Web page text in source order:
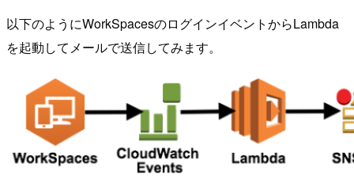
以下のようにWorkSpacesのログインイベントからLambda
を起動してメールで送信してみます。